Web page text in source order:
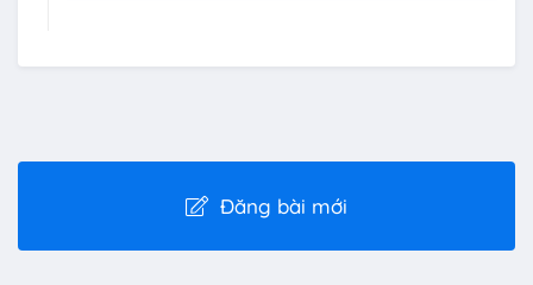
Đăng bài mới